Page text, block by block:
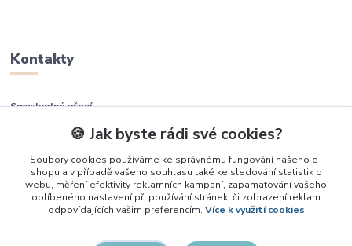
Kontakty
Smysluplné učení
+420 737 937 936
info@smysluplneuceni.cz
🍪 Jak byste rádi své cookies?
Soubory cookies používáme ke správnému fungování našeho e-
shopu a v případě vašeho souhlasu také ke sledování statistik o
webu, měření efektivity reklamních kampaní, zapamatování vašeho
oblíbeného nastavení při používání stránek, či zobrazení reklam
odpovídajících vašim preferencím. Více k využití cookies